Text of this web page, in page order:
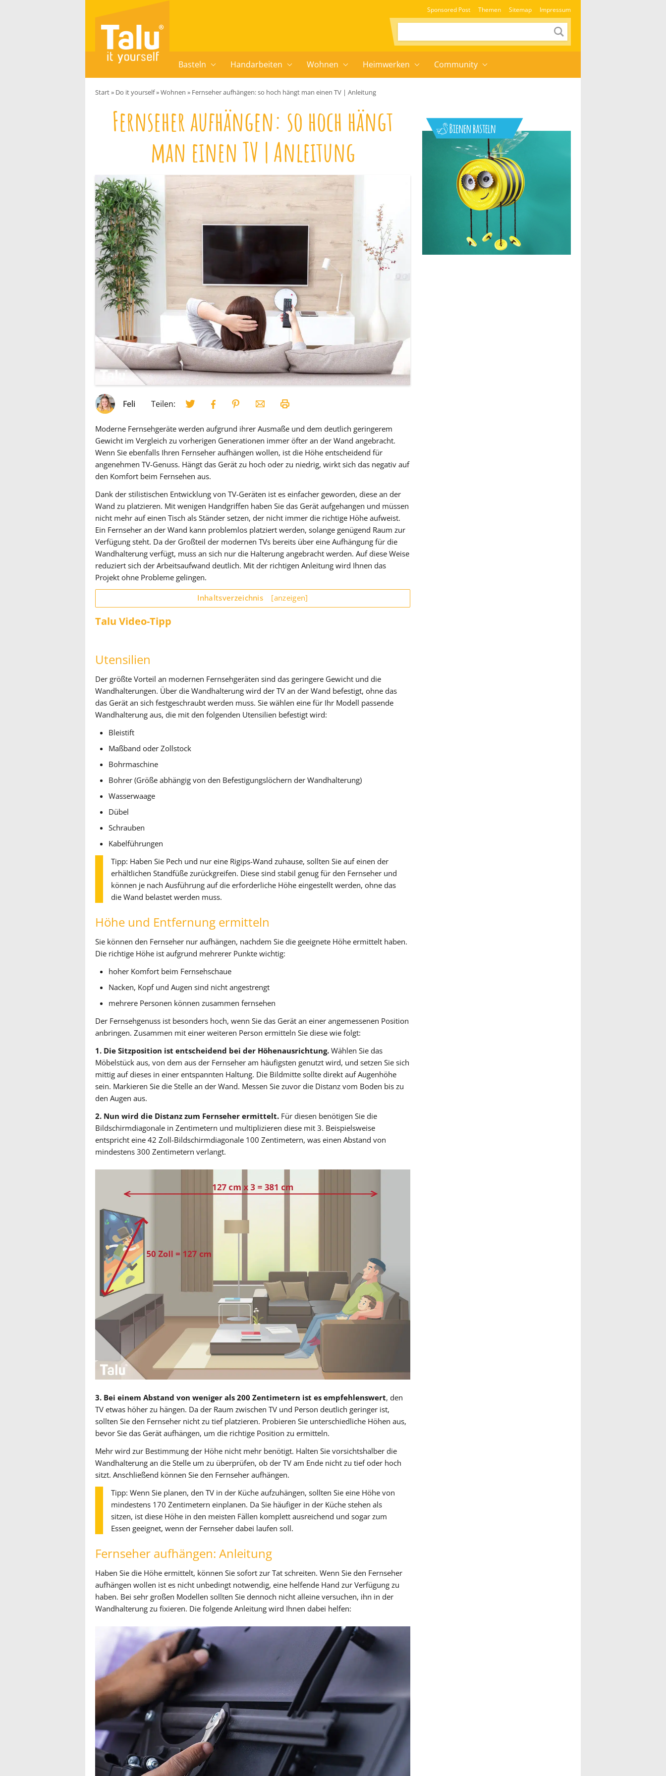
Sponsored Post Themen Sitemap Impressum
Basteln Handarbeiten Wohnen Heimwerken Community
Start» Do it yourself»Wohnen » Fernseher aufhängen: so hoch hängt man einen TV | Anleitung
Fernseher aufhängen: so hoch hängt
man einen TV | Anleitung
Feli Teilen:
Moderne Fernsehgeräte werden aufgrund ihrer Ausmaße und dem deutlich geringerem
Gewicht im Vergleich zu vorherigen Generationen immer öfter an der Wand angebracht.
Wenn Sie ebenfalls Ihren Fernseher aufhängen wollen, ist die Höhe entscheidend für
angenehmen TV-Genuss. Hängt das Gerät zu hoch oder zu niedrig, wirkt sich das negativ auf
den Komfort beim Fernsehen aus.
Dank der stilistischen Entwicklung von TV-Geräten ist es einfacher geworden, diese an der
Wand zu platzieren. Mit wenigen Handgriffen haben Sie das Gerät aufgehangen und müssen
nicht mehr auf einen Tisch als Ständer setzen, der nicht immer die richtige Höhe aufweist.
Ein Fernseher an der Wand kann problemlos platziert werden, solange genügend Raum zur
Verfügung steht. Da der Großteil der modernen TVs bereits über eine Aufhängung für die
Wandhalterung verfügt, muss an sich nur die Halterung angebracht werden. Auf diese Weise
reduziert sich der Arbeitsaufwand deutlich. Mit der richtigen Anleitung wird Ihnen das
Projekt ohne Probleme gelingen.
Inhaltsverzeichnis [anzeigen]
Talu Video-Tipp
Utensilien
Der größte Vorteil an modernen Fernsehgeräten sind das geringere Gewicht und die
Wandhalterungen. Über die Wandhalterung wird der TV an der Wand befestigt, ohne das
das Gerät an sich festgeschraubt werden muss. Sie wählen eine für Ihr Modell passende
Wandhalterung aus, die mit den folgenden Utensilien befestigt wird:
Bleistift
Maßband oder Zollstock
Bohrmaschine
Bohrer (Größe abhängig von den Befestigungslöchern der Wandhalterung)
Wasserwaage
Dübel
Schrauben
Kabelführungen
Tipp: Haben Sie Pech und nur eine Rigips-Wand zuhause, sollten Sie auf einen der
erhältlichen Standfüße zurückgreifen. Diese sind stabil genug für den Fernseher und
können je nach Ausführung auf die erforderliche Höhe eingestellt werden, ohne das
die Wand belastet werden muss.
Höhe und Entfernung ermitteln
Sie können den Fernseher nur aufhängen, nachdem Sie die geeignete Höhe ermittelt haben.
Die richtige Höhe ist aufgrund mehrerer Punkte wichtig:
hoher Komfort beim Fernsehschaue
Nacken, Kopf und Augen sind nicht angestrengt
mehrere Personen können zusammen fernsehen
Der Fernsehgenuss ist besonders hoch, wenn Sie das Gerät an einer angemessenen Position
anbringen. Zusammen mit einer weiteren Person ermitteln Sie diese wie folgt:
1. Die Sitzposition ist entscheidend bei der Höhenausrichtung. Wählen Sie das
Möbelstück aus, von dem aus der Fernseher am häufigsten genutzt wird, und setzen Sie sich
mittig auf dieses in einer entspannten Haltung. Die Bildmitte sollte direkt auf Augenhöhe
sein. Markieren Sie die Stelle an der Wand. Messen Sie zuvor die Distanz vom Boden bis zu
den Augen aus.
2. Nun wird die Distanz zum Fernseher ermittelt. Für diesen benötigen Sie die
Bildschirmdiagonale in Zentimetern und multiplizieren diese mit 3. Beispielsweise
entspricht eine 42 Zoll-Bildschirmdiagonale 100 Zentimetern, was einen Abstand von
mindestens 300 Zentimetern verlangt.
3. Bei einem Abstand von weniger als 200 Zentimetern ist es empfehlenswert, den
TV etwas höher zu hängen. Da der Raum zwischen TV und Person deutlich geringer ist,
sollten Sie den Fernseher nicht zu tief platzieren. Probieren Sie unterschiedliche Höhen aus,
bevor Sie das Gerät aufhängen, um die richtige Position zu ermitteln.
Mehr wird zur Bestimmung der Höhe nicht mehr benötigt. Halten Sie vorsichtshalber die
Wandhalterung an die Stelle um zu überprüfen, ob der TV am Ende nicht zu tief oder hoch
sitzt. Anschließend können Sie den Fernseher aufhängen.
Tipp: Wenn Sie planen, den TV in der Küche aufzuhängen, sollten Sie eine Höhe von
mindestens 170 Zentimetern einplanen. Da Sie häufiger in der Küche stehen als
sitzen, ist diese Höhe in den meisten Fällen komplett ausreichend und sogar zum
Essen geeignet, wenn der Fernseher dabei laufen soll.
Fernseher aufhängen: Anleitung
Haben Sie die Höhe ermittelt, können Sie sofort zur Tat schreiten. Wenn Sie den Fernseher
aufhängen wollen ist es nicht unbedingt notwendig, eine helfende Hand zur Verfügung zu
haben. Bei sehr großen Modellen sollten Sie dennoch nicht alleine versuchen, ihn in der
Wandhalterung zu fixieren. Die folgende Anleitung wird Ihnen dabei helfen: